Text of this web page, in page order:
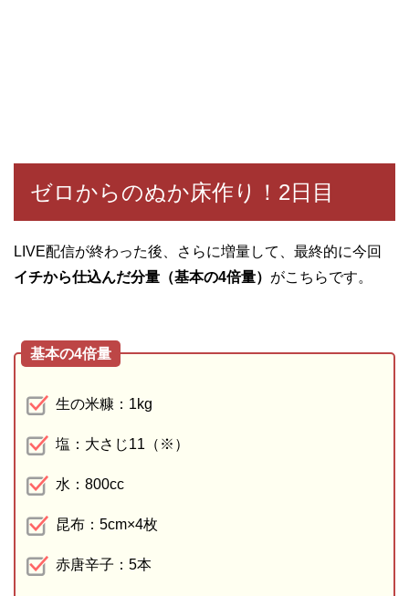
ゼロからのぬか床作り！2日目
LIVE配信が終わった後、さらに増量して、最終的に今回
イチから仕込んだ分量（基本の4倍量） がこちらです。
基本の4倍量
生の米糠：1kg
塩：大さじ11 （※）
水：800cc
昆布：5cm×4枚
赤唐辛子：5本